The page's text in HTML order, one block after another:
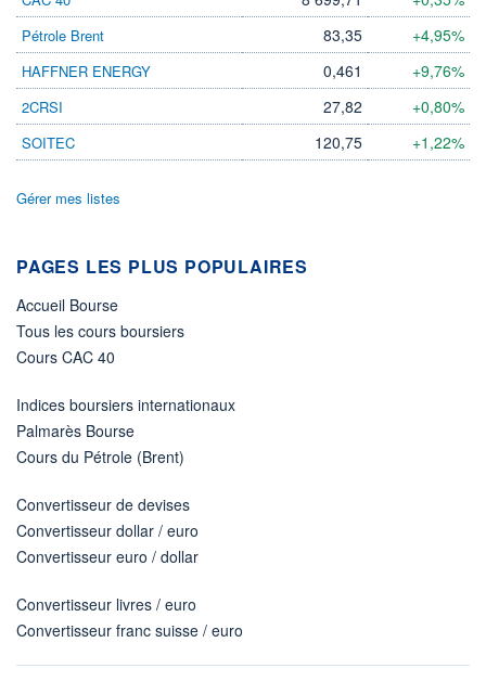
0,00 CAD
PROCHAIN
DIVIDENDE
-
ÉLIGIBILITÉ
Non éligible
Boursobank
Pétrole Brent 83,35 +4,95%
HAFFNER ENERGY 0,461 +9,76%
2CRSI 27,82 +0,80%
SOITEC 120,75 +1,22%
Gérer mes listes
PAGES LES PLUS POPULAIRES
Accueil Bourse
Tous les cours boursiers
Cours CAC 40
Indices boursiers internationaux
Palmarès Bourse
Cours du Pétrole (Brent)
Convertisseur de devises
Convertisseur dollar / euro
Convertisseur euro / dollar
Convertisseur livres / euro
Convertisseur franc suisse / euro